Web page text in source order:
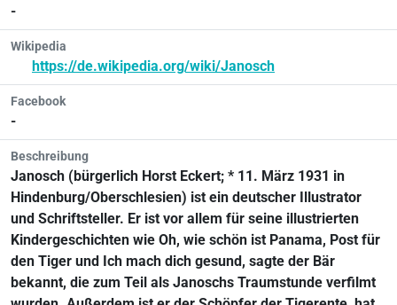
-
Wikipedia
https://de.wikipedia.org/wiki/Janosch
Facebook
-
Beschreibung
Janosch (bürgerlich Horst Eckert; * 11. März 1931 in
Hindenburg/Oberschlesien) ist ein deutscher Illustrator
und Schriftsteller. Er ist vor allem für seine illustrierten
Kindergeschichten wie Oh, wie schön ist Panama, Post für
den Tiger und Ich mach dich gesund, sagte der Bär
bekannt, die zum Teil als Janoschs Traumstunde verfilmt